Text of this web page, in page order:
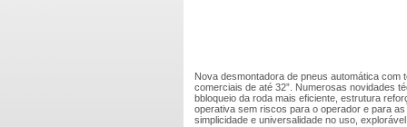
Nova desmontadora de pneus automática com
comerciais de até 32”. Numerosas novidades
bbloqueio da roda mais eficiente, estrutura
operativa sem riscos para o operador e para
simplicidade e universalidade no uso,